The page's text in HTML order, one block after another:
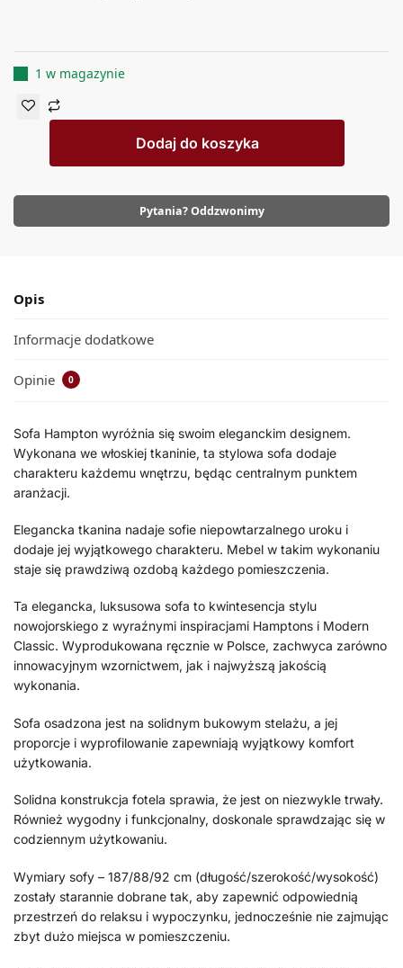
1 w magazynie
Dodaj do koszyka
Pytania? Oddzwonimy
Opis
Informacje dodatkowe
Opinie 0
Sofa Hampton wyróżnia się swoim eleganckim designem.
Wykonana we włoskiej tkaninie, ta stylowa sofa dodaje
charakteru każdemu wnętrzu, będąc centralnym punktem
aranżacji.
Elegancka tkanina nadaje sofie niepowtarzalnego uroku i
dodaje jej wyjątkowego charakteru. Mebel w takim wykonaniu
staje się prawdziwą ozdobą każdego pomieszczenia.
Ta elegancka, luksusowa sofa to kwintesencja stylu
nowojorskiego z wyraźnymi inspiracjami Hamptons i Modern
Classic. Wyprodukowana ręcznie w Polsce, zachwyca zarówno
innowacyjnym wzornictwem, jak i najwyższą jakością
wykonania.
Sofa osadzona jest na solidnym bukowym stelażu, a jej
proporcje i wyprofilowanie zapewniają wyjątkowy komfort
użytkowania.
Solidna konstrukcja fotela sprawia, że jest on niezwykle trwały.
Również wygodny i funkcjonalny, doskonale sprawdzając się w
codziennym użytkowaniu.
Wymiary sofy – 187/88/92 cm (długość/szerokość/wysokość)
zostały starannie dobrane tak, aby zapewnić odpowiednią
przestrzeń do relaksu i wypoczynku, jednocześnie nie zajmując
zbyt dużo miejsca w pomieszczeniu.